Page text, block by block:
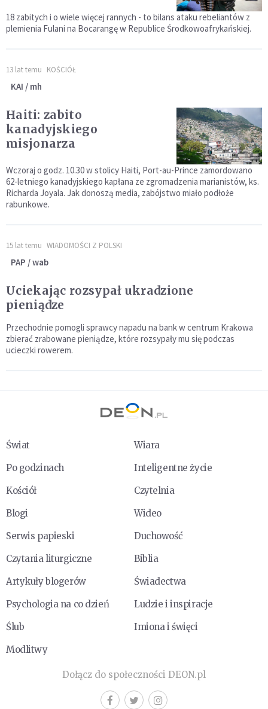
18 zabitych i o wiele więcej rannych - to bilans ataku rebeliantów z
plemienia Fulani na Bocarangę w Republice Środkowoafrykańskiej.
13 lat temu KOŚCIÓŁ
KAI / mh
Haiti: zabito
kanadyjskiego
misjonarza
Wczoraj o godz. 10.30 w stolicy Haiti, Port-au-Prince zamordowano
62-letniego kanadyjskiego kapłana ze zgromadzenia marianistów, ks.
Richarda Joyala. Jak donoszą media, zabójstwo miało podłoże
rabunkowe.
15 lat temu WIADOMOŚCI Z POLSKI
PAP / wab
Uciekając rozsypał ukradzione
pieniądze
Przechodnie pomogli sprawcy napadu na bank w centrum Krakowa
zbierać zrabowane pieniądze, które rozsypały mu się podczas
ucieczki rowerem.
Świat
Wiara
Po godzinach
Inteligentne życie
Kościół
Czytelnia
Blogi
Wideo
Serwis papieski
Duchowość
Czytania liturgiczne
Biblia
Artykuły blogerów
Świadectwa
Psychologia na co dzień
Ludzie i inspiracje
Ślub
Imiona i święci
Modlitwy
Dołącz do społeczności DEON.pl